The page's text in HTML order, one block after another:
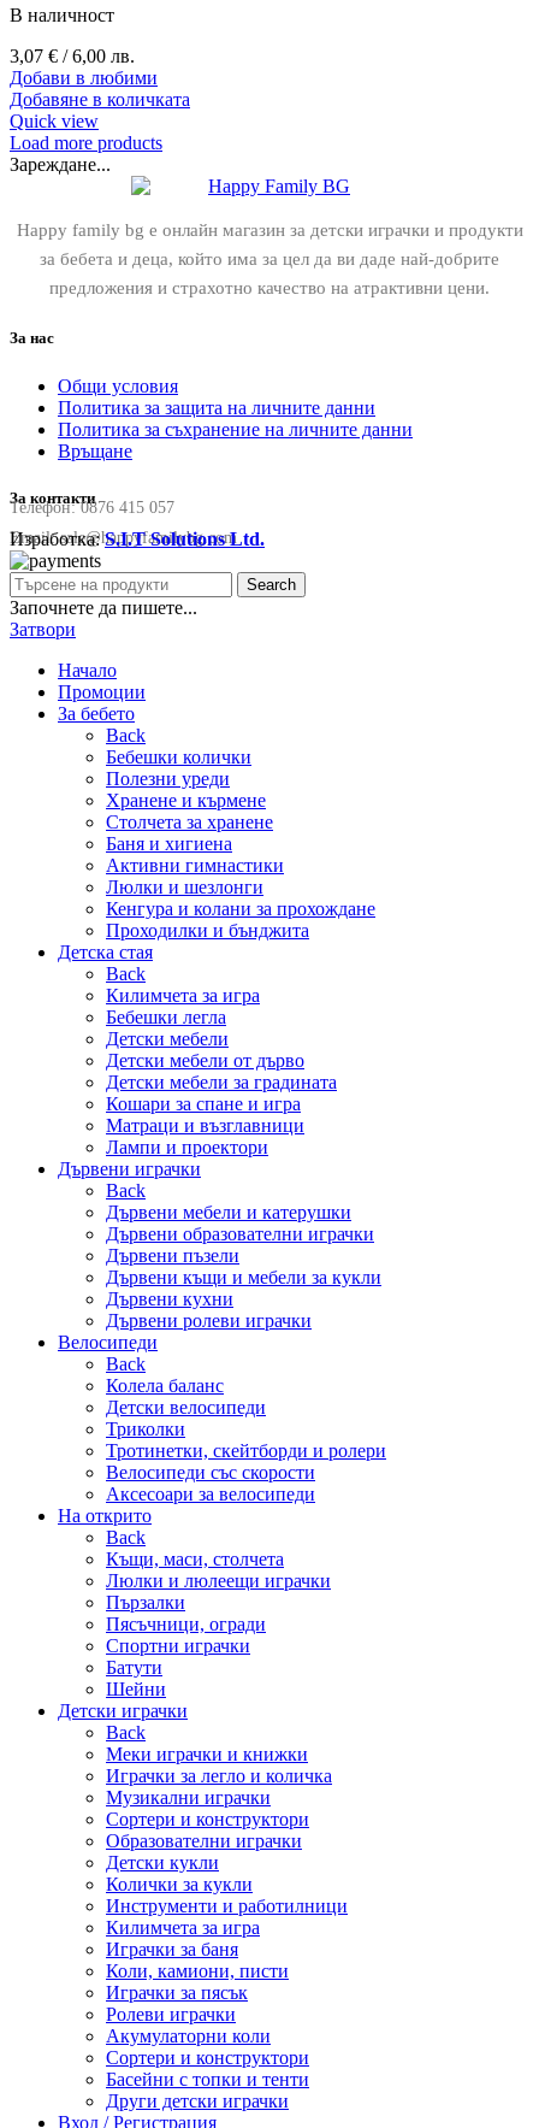
В наличност
3,07 € / 6,00 лв.
Добави в любими
Добавяне в количката
Quick view
Load more products
Зареждане...
Happy family bg е онлайн магазин за детски играчки и продукти
за бебета и деца, който има за цел да ви даде най-добрите
предложения и страхотно качество на атрактивни цени.
За нас
Общи условия
Политика за защита на личните данни
Политика за съхранение на личните данни
Връщане
За контакти
Телефон:0876 415 057
Email:sale@happyfamilybg.com
Изработка:S.I.T Solutions Ltd.
Search
Започнете да пишете...
Затвори
Начало
Промоции
За бебето
Back
Бебешки колички
Полезни уреди
Хранене и кърмене
Столчета за хранене
Баня и хигиена
Активни гимнастики
Люлки и шезлонги
Кенгура и колани за прохождане
Проходилки и бънджита
Детска стая
Back
Килимчета за игра
Бебешки легла
Детски мебели
Детски мебели от дърво
Детски мебели за градината
Кошари за спане и игра
Матраци и възглавници
Лампи и проектори
Дървени играчки
Back
Дървени мебели и катерушки
Дървени образователни играчки
Дървени пъзели
Дървени къщи и мебели за кукли
Дървени кухни
Дървени ролеви играчки
Велосипеди
Back
Колела баланс
Детски велосипеди
Триколки
Тротинетки, скейтборди и ролери
Велосипеди със скорости
Аксесоари за велосипеди
На открито
Back
Къщи, маси, столчета
Люлки и люлеещи играчки
Пързалки
Пясъчници, огради
Спортни играчки
Батути
Шейни
Детски играчки
Back
Меки играчки и книжки
Играчки за легло и количка
Музикални играчки
Сортери и конструктори
Образователни играчки
Детски кукли
Колички за кукли
Инструменти и работилници
Килимчета за игра
Играчки за баня
Коли, камиони, писти
Играчки за пясък
Ролеви играчки
Акумулаторни коли
Сортери и конструктори
Басейни с топки и тенти
Други детски играчки
Вход / Регистрация